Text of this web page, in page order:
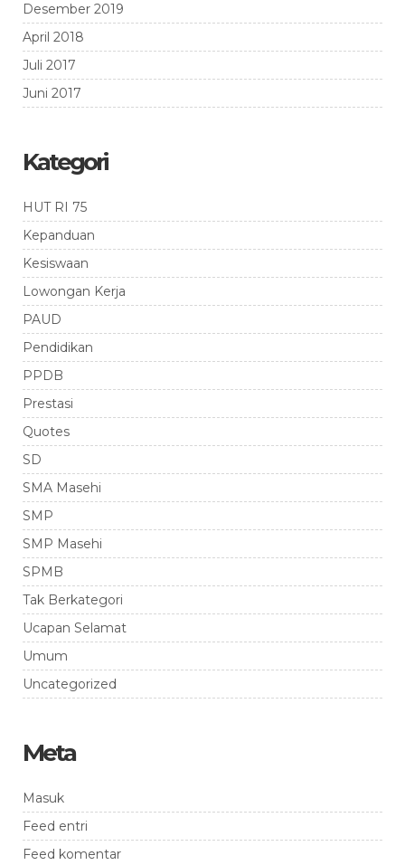
Desember 2019
April 2018
Juli 2017
Juni 2017
Kategori
HUT RI 75
Kepanduan
Kesiswaan
Lowongan Kerja
PAUD
Pendidikan
PPDB
Prestasi
Quotes
SD
SMA Masehi
SMP
SMP Masehi
SPMB
Tak Berkategori
Ucapan Selamat
Umum
Uncategorized
Meta
Masuk
Feed entri
Feed komentar